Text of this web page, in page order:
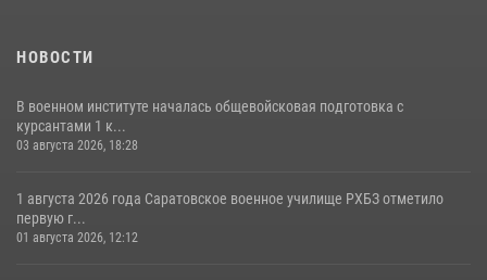
НОВОСТИ
В военном институте началась общевойсковая подготовка с
курсантами 1 к...
03 августа 2026, 18:28
1 августа 2026 года Саратовское военное училище РХБЗ отметило
первую г...
01 августа 2026, 12:12